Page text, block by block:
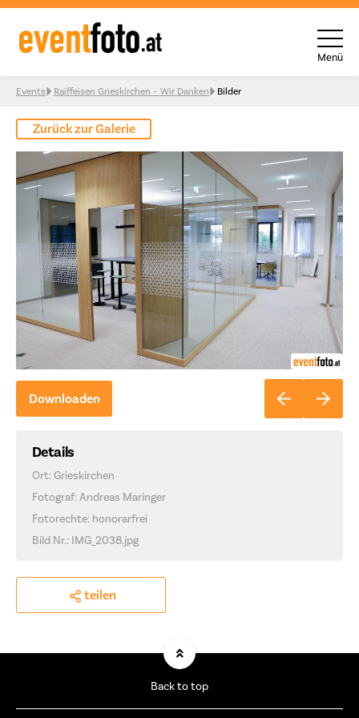
Skip to content
Menü
Events Raiffeisen Grieskirchen – Wir Danken Bilder
Zurück zur Galerie
Downloaden
Details
Ort: Grieskirchen
Fotograf: Andreas Maringer
Fotorechte: honorarfrei
Bild Nr.: IMG_2038.jpg
teilen
Back to top